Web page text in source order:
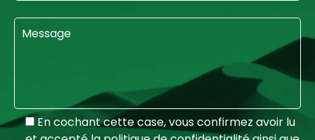
En cochant cette case, vous confirmez avoir lu